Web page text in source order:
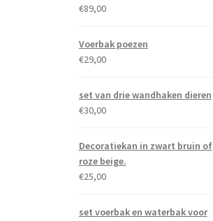
€89,00
Voerbak poezen
€29,00
set van drie wandhaken dieren
€30,00
Decoratiekan in zwart bruin of
roze beige.
€25,00
set voerbak en waterbak voor